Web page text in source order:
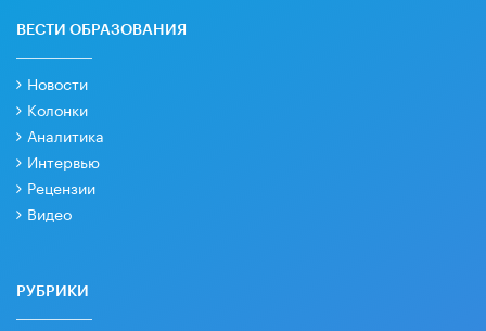
ВЕСТИ ОБРАЗОВАНИЯ
Новости
Колонки
Аналитика
Интервью
Рецензии
Видео
РУБРИКИ